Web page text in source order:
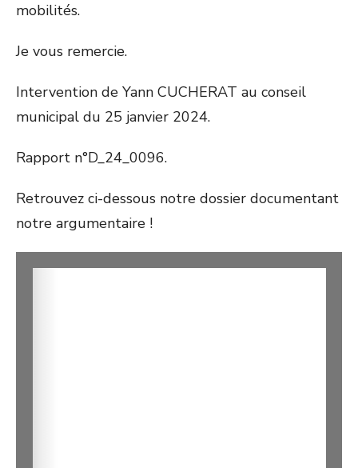
mobilités.
Je vous remercie.
Intervention de Yann CUCHERAT au conseil
municipal du 25 janvier 2024.
Rapport n°D_24_0096.
Retrouvez ci-dessous notre dossier documentant
notre argumentaire !